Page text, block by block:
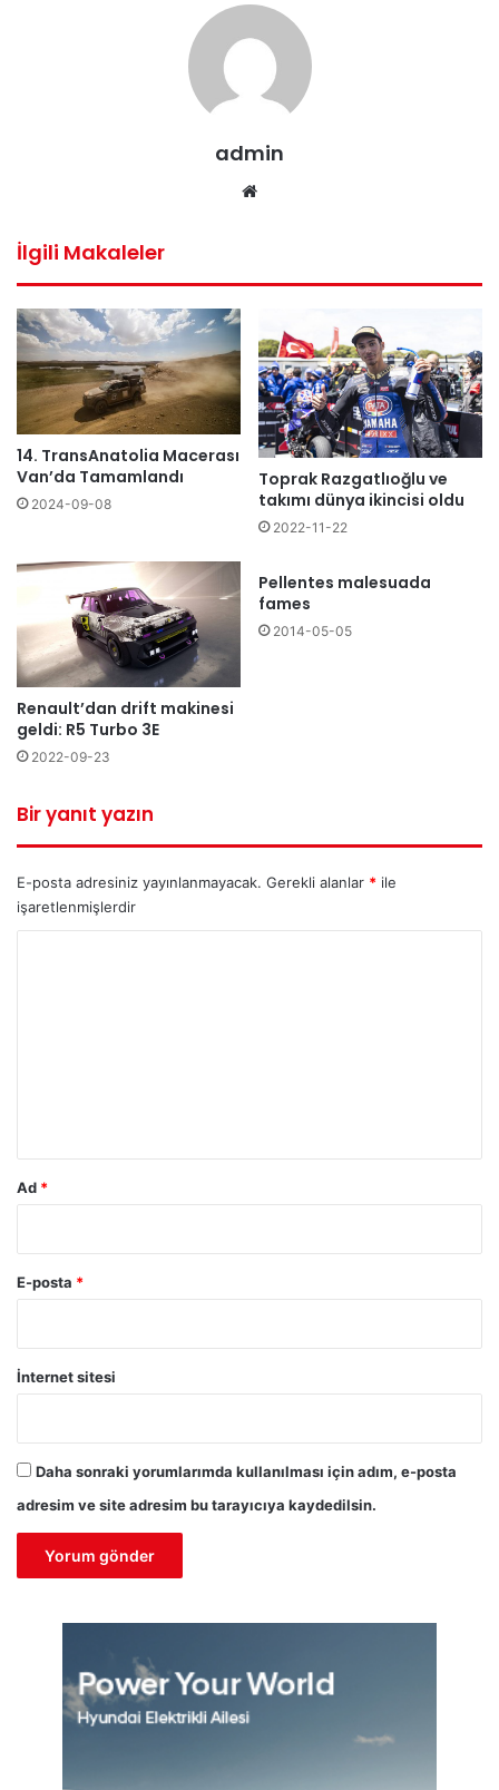
admin
İlgili Makaleler
14. TransAnatolia Macerası
Van’da Tamamlandı
2024-09-08
Toprak Razgatlıoğlu ve
takımı dünya ikincisi oldu
2022-11-22
Renault’dan drift makinesi
geldi: R5 Turbo 3E
2022-09-23
Pellentes malesuada
fames
2014-05-05
Bir yanıt yazın
E-posta adresiniz yayınlanmayacak. Gerekli alanlar * ile
işaretlenmişlerdir
Ad *
E-posta *
İnternet sitesi
Daha sonraki yorumlarımda kullanılması için adım, e-posta
adresim ve site adresim bu tarayıcıya kaydedilsin.